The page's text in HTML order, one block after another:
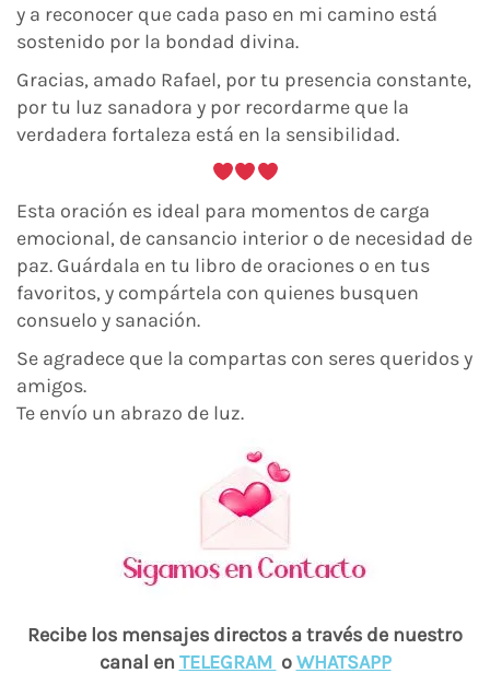
y a reconocer que cada paso en mi camino está
sostenido por la bondad divina.
Gracias, amado Rafael, por tu presencia constante,
por tu luz sanadora y por recordarme que la
verdadera fortaleza está en la sensibilidad.
Esta oración es ideal para momentos de carga
emocional, de cansancio interior o de necesidad de
paz. Guárdala en tu libro de oraciones o en tus
favoritos, y compártela con quienes busquen
consuelo y sanación.
Se agradece que la compartas con seres queridos y
amigos.
Te envío un abrazo de luz.
Recibe los mensajes directos a través de nuestro
canal en TELEGRAM oWHATSAPP